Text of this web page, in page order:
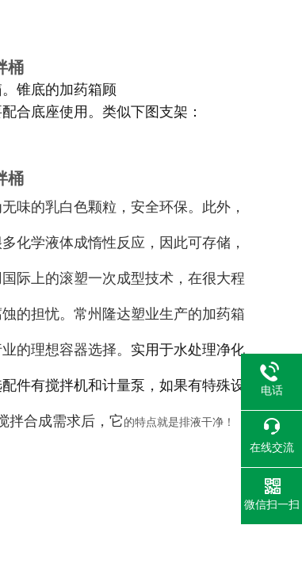
桶
锥底的加药箱顾
合底座使用。类似下图支架：
桶
味的乳白色颗粒，安全环保。此外，
化学液体成惰性反应，因此可存储，
际上的滚塑一次成型技术，在很大程
的担忧。常州隆达塑业生产的加药箱
的理想容器选择。 实用于水处理净化
件有搅拌机和计量泵，如果有特殊设
拌合成需求后，它的特点就是排液干净！
电话
在线交流
微信扫一扫